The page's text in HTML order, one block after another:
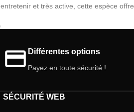
entretenir et très active, cette espèce offre
comportement des fourmis, avec une
Différentes options
Payez en toute sécurité !
SÉCURITÉ WEB